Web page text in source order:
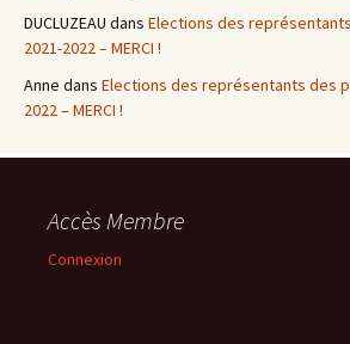
DUCLUZEAU dans Elections des
2021-2022 – MERCI !
Anne dans Elections des représentants des
2022 – MERCI !
Accès Membre
Connexion